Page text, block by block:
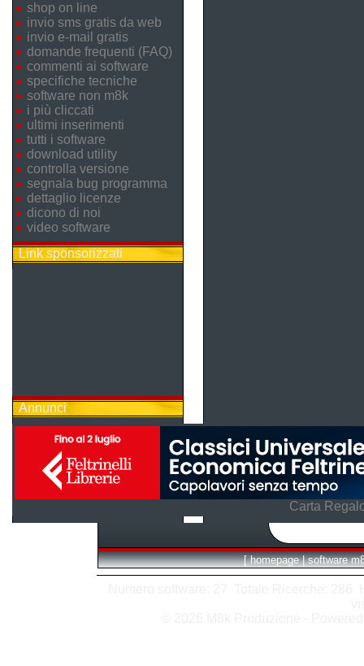
shop on line
invio sms gratis da web
invio e-mail gratis
domande frequenti (FAQ)
commenti ai software
specifiche tecniche
software non m8k
i più cliccati
ultimi inserimenti
tutti i software
download utility
controlla versione
segnala bug programma
dettaglio licenze
dicono di noi
video software
Link sponsorizzati
Annunci
Carta
[ homepage | software